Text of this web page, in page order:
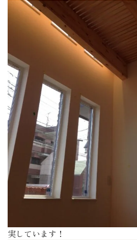
実しています！